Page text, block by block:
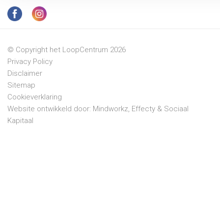
© Copyright het LoopCentrum 2026
Privacy Policy
Disclaimer
Sitemap
Cookieverklaring
Website ontwikkeld door: Mindworkz, Effecty & Sociaal
Kapitaal